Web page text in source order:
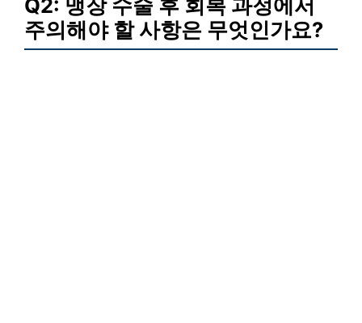
Q2: 맹장 수술 후 회복 과정에서
주의해야 할 사항은 무엇인가요?